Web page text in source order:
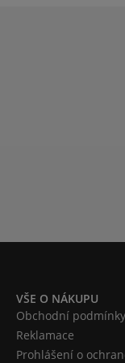
VŠE O NÁKUPU
Obchodní podmínky
Reklamace
Prohlášení o